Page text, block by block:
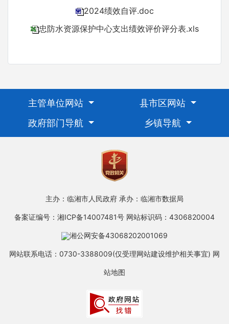
2024绩效自评.doc
忠防水资源保护中心支出绩效评价评分表.xls
主管单位网站
县市区网站
政府部门导航
乡镇导航
主办：临湘市人民政府 承办：临湘市数据局
备案证编号：湘ICP备14007481号 网站标识码：4306820004
湘公网安备43068202001069
网站联系电话：0730-3388009(仅受理网站建设维护相关事宜) 网
站地图